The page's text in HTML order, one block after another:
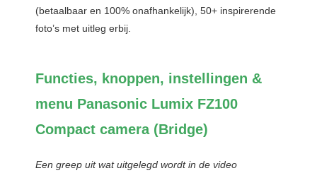
(betaalbaar en 100% onafhankelijk), 50+ inspirerende
foto’s met uitleg erbij.
Functies, knoppen, instellingen &
menu Panasonic Lumix FZ100
Compact camera (Bridge)
Een greep uit wat uitgelegd wordt in de video